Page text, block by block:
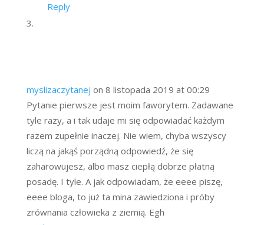
Reply
myslizaczytanej on 8 listopada 2019 at 00:29
Pytanie pierwsze jest moim faworytem. Zadawane
tyle razy, a i tak udaje mi się odpowiadać każdym
razem zupełnie inaczej. Nie wiem, chyba wszyscy
liczą na jakąś porządną odpowiedź, że się
zaharowujesz, albo masz ciepłą dobrze płatną
posadę. I tyle. A jak odpowiadam, że eeee piszę,
eeee bloga, to już ta mina zawiedziona i próby
zrównania człowieka z ziemią. Egh